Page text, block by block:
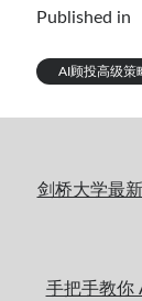
Published in
AI顾投高级策
剑桥大学最
手把手教你